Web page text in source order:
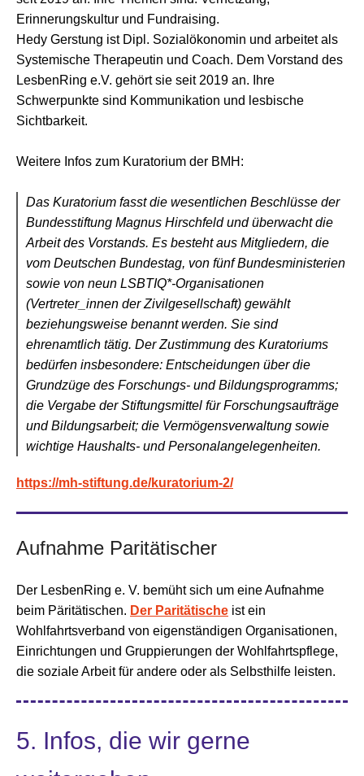
Erinnerungskultur und Fundraising.
Hedy Gerstung ist Dipl. Sozialökonomin und arbeitet als
Systemische Therapeutin und Coach. Dem Vorstand des
LesbenRing e.V. gehört sie seit 2019 an. Ihre
Schwerpunkte sind Kommunikation und lesbische
Sichtbarkeit.
Weitere Infos zum Kuratorium der BMH:
Das Kuratorium fasst die wesentlichen Beschlüsse der
Bundesstiftung Magnus Hirschfeld und überwacht die
Arbeit des Vorstands. Es besteht aus Mitgliedern, die
vom Deutschen Bundestag, von fünf Bundesministerien
sowie von neun LSBTIQ*-Organisationen
(Vertreter_innen der Zivilgesellschaft) gewählt
beziehungsweise benannt werden. Sie sind
ehrenamtlich tätig. Der Zustimmung des Kuratoriums
bedürfen insbesondere: Entscheidungen über die
Grundzüge des Forschungs- und Bildungsprogramms;
die Vergabe der Stiftungsmittel für Forschungsaufträge
und Bildungsarbeit; die Vermögensverwaltung sowie
wichtige Haushalts- und Personalangelegenheiten.
https://mh-stiftung.de/kuratorium-2/
Aufnahme Paritätischer
Der LesbenRing e. V. bemüht sich um eine Aufnahme
beim Päritätischen. Der Paritätische ist ein
Wohlfahrtsverband von eigenständigen Organisationen,
Einrichtungen und Gruppierungen der Wohlfahrtspflege,
die soziale Arbeit für andere oder als Selbsthilfe leisten.
5. Infos, die wir gerne